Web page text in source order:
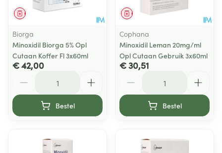
Geneesmiddel
Biorga
Minoxidil Biorga 5% Opl
Cutaan Koffer Fl 3x60ml
€ 42,00
Bestel
Geneesmiddel
Cophana
Minoxidil Leman 20mg/ml
Opl Cutaan Gebruik 3x60ml
€ 30,51
Bestel